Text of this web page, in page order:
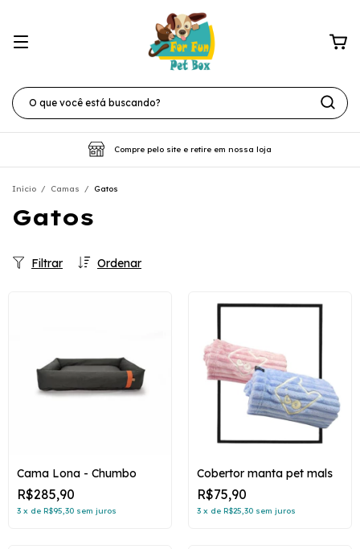
Compre pelo site e retire em nossa loja
Início / Camas / Gatos
Gatos
Ordenar
Filtrar
Cama Lona - Chumbo
R$285,90
3 x de R$95,30 sem juros
Cobertor manta pet mals
R$75,90
3 x de R$25,30 sem juros